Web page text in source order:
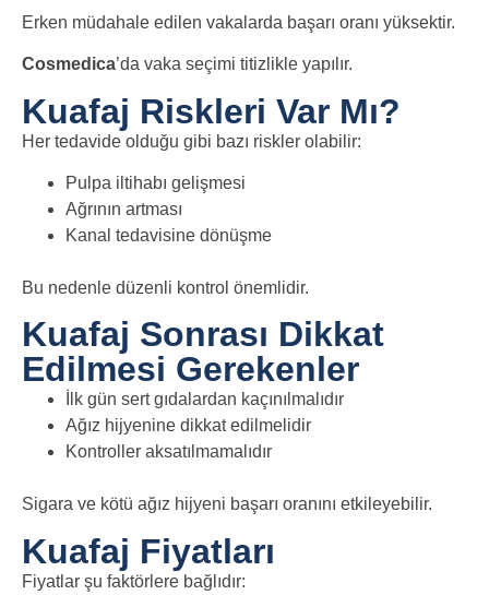
Erken müdahale edilen vakalarda başarı oranı yüksektir.
Cosmedica’da vaka seçimi titizlikle yapılır.
Kuafaj Riskleri Var Mı?
Her tedavide olduğu gibi bazı riskler olabilir:
Pulpa iltihabı gelişmesi
Ağrının artması
Kanal tedavisine dönüşme
Bu nedenle düzenli kontrol önemlidir.
Kuafaj Sonrası Dikkat
Edilmesi Gerekenler
İlk gün sert gıdalardan kaçınılmalıdır
Ağız hijyenine dikkat edilmelidir
Kontroller aksatılmamalıdır
Sigara ve kötü ağız hijyeni başarı oranını etkileyebilir.
Kuafaj Fiyatları
Fiyatlar şu faktörlere bağlıdır: